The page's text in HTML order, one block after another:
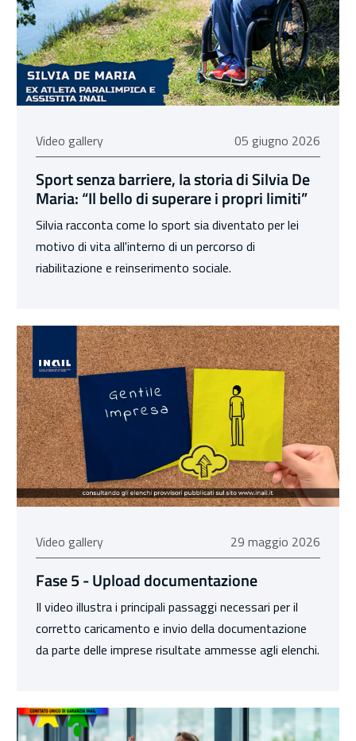
Video gallery 05 giugno 2026
05 giugno 2026
Sport senza barriere, la storia di Silvia De
Maria: “Il bello di superare i propri limiti”
Silvia racconta come lo sport sia diventato per lei
motivo di vita all'interno di un percorso di
riabilitazione e reinserimento sociale.
Video gallery 29 maggio 2026
29 maggio 2026
Fase 5 - Upload documentazione
Il video illustra i principali passaggi necessari per il
corretto caricamento e invio della documentazione
da parte delle imprese risultate ammesse agli elenchi.